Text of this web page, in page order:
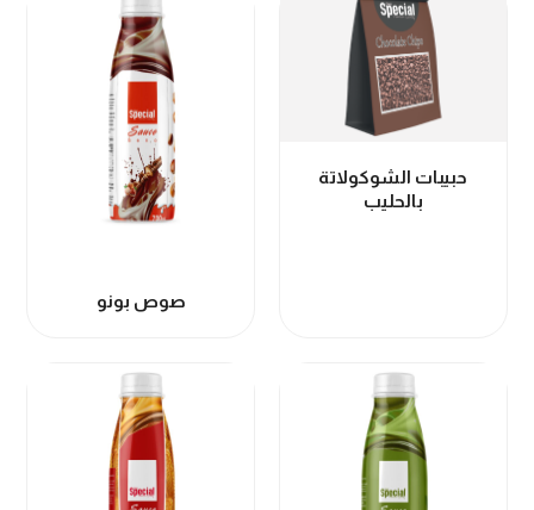
حبيبات الشوكولاتة
بالحليب
صوص بونو